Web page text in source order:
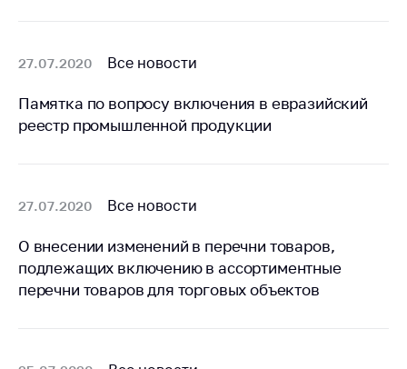
Ценообразование
средства, изделия
медицинского
назначения и
Решение Комиссии
факта нарушения
(отсутствия)
нарушения
антимонопольного
27.07.2020 Все новости
Памятка по вопросу включения в евразийский
реестр промышленной продукции
27.07.2020 Все новости
О внесении изменений в перечни товаров,
подлежащих включению в ассортиментные
перечни товаров для торговых объектов